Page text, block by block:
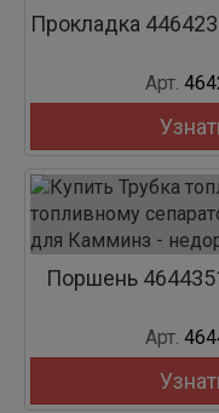
Прокладка
Арт.
Поршень
Арт.